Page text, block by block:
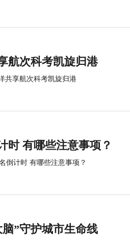
航次科考凯旋归港
共享航次科考凯旋归港
时 有哪些注意事项？
倒计时 有哪些注意事项？
”守护城市生命线